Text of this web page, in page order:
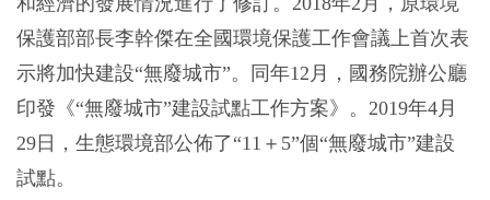
保護部部長李幹傑在全國環境保護工作會議上首次表
示將加快建設“無廢城市”。同年12月，國務院辦公廳
印發《“無廢城市”建設試點工作方案》。2019年4月
29日，生態環境部公佈了“11＋5”個“無廢城市”建設
試點。